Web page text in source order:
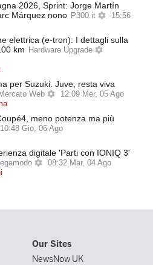
2026, Sprint: Jorge Martín
Márquez nono P300.it
15:56
elettrica (e-tron): I dettagli sulla
km
Hardware Upgrade
per Suzuki. Juve, resta viva
Web
12:09 Mer, 05 Ago
meno potenza ma più
10:48 Gio, 06 Ago
digitale 'Parti con IONIQ 3'
08:32 Mar, 04 Ago
Our Sites
NewsNow UK